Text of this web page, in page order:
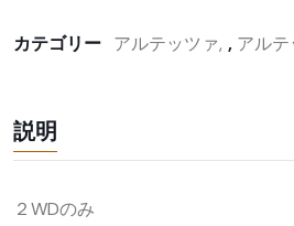
カテゴリー アルテッツァ , アル
説明
２WDのみ